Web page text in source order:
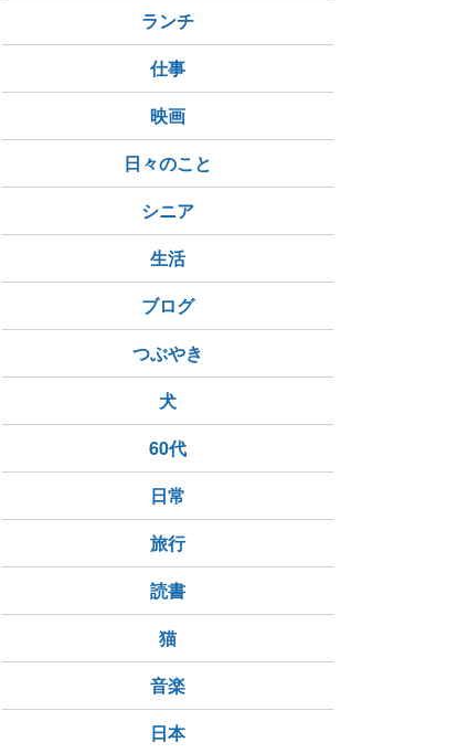
ランチ
仕事
映画
日々のこと
シニア
生活
ブログ
つぶやき
犬
60代
日常
旅行
読書
猫
音楽
日本